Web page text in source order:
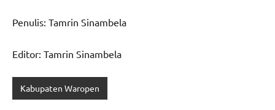
Penulis: Tamrin Sinambela
Editor: Tamrin Sinambela
Kabupaten Waropen